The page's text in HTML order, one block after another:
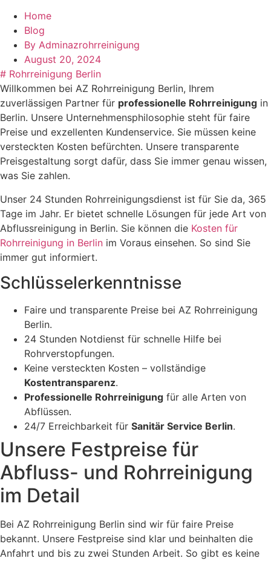
Home
Blog
By Adminazrohrreinigung
August 20, 2024
# Rohrreinigung Berlin
Willkommen bei AZ Rohrreinigung Berlin, Ihrem
zuverlässigen Partner für professionelle Rohrreinigung in
Berlin. Unsere Unternehmensphilosophie steht für faire
Preise und exzellenten Kundenservice. Sie müssen keine
versteckten Kosten befürchten. Unsere transparente
Preisgestaltung sorgt dafür, dass Sie immer genau wissen,
was Sie zahlen.
Unser 24 Stunden Rohrreinigungsdienst ist für Sie da, 365
Tage im Jahr. Er bietet schnelle Lösungen für jede Art von
Abflussreinigung in Berlin. Sie können die Kosten für
Rohrreinigung in Berlin im Voraus einsehen. So sind Sie
immer gut informiert.
Schlüsselerkenntnisse
Faire und transparente Preise bei AZ Rohrreinigung
Berlin.
24 Stunden Notdienst für schnelle Hilfe bei
Rohrverstopfungen.
Keine versteckten Kosten – vollständige
Kostentransparenz.
Professionelle Rohrreinigung für alle Arten von
Abflüssen.
24/7 Erreichbarkeit für Sanitär Service Berlin.
Unsere Festpreise für
Abfluss- und Rohrreinigung
im Detail
Bei AZ Rohrreinigung Berlin sind wir für faire Preise
bekannt. Unsere Festpreise sind klar und beinhalten die
Anfahrt und bis zu zwei Stunden Arbeit. So gibt es keine